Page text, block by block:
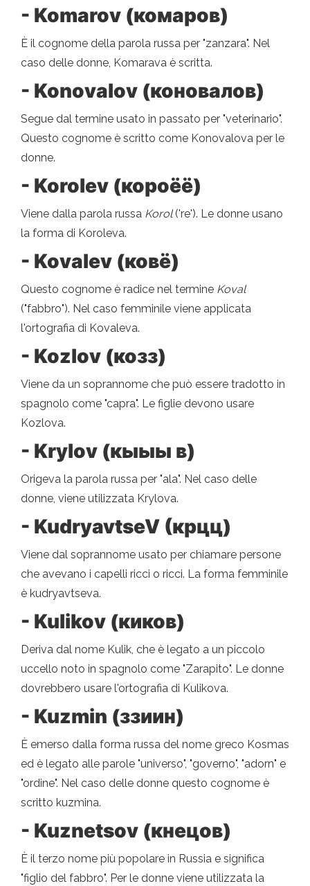
- Komarov (комаров)
È il cognome della parola russa per "zanzara". Nel
caso delle donne, Komarava è scritta.
- Konovalov (коновалов)
Segue dal termine usato in passato per "veterinario".
Questo cognome è scritto come Konovalova per le
donne.
- Korolev (короёё)
Viene dalla parola russa Korol('re'). Le donne usano
la forma di Koroleva.
- Kovalev (ковё)
Questo cognome è radice nel termine Koval
("fabbro"). Nel caso femminile viene applicata
l'ortografia di Kovaleva.
- Kozlov (козз)
Viene da un soprannome che può essere tradotto in
spagnolo come "capra". Le figlie devono usare
Kozlova.
- Krylov (кыыы в)
Origeva la parola russa per "ala". Nel caso delle
donne, viene utilizzata Krylova.
- KudryavtseV (крцц)
Viene dal soprannome usato per chiamare persone
che avevano i capelli ricci o ricci. La forma femminile
è kudryavtseva.
- Kulikov (киков)
Deriva dal nome Kulik, che è legato a un piccolo
uccello noto in spagnolo come "Zarapito". Le donne
dovrebbero usare l'ortografia di Kulikova.
- Kuzmin (ззиин)
È emerso dalla forma russa del nome greco Kosmas
ed è legato alle parole "universo", "governo", "adorn" e
"ordine". Nel caso delle donne questo cognome è
scritto kuzmina.
- Kuznetsov (кнецов)
È il terzo nome più popolare in Russia e significa
"figlio del fabbro". Per le donne viene utilizzata la